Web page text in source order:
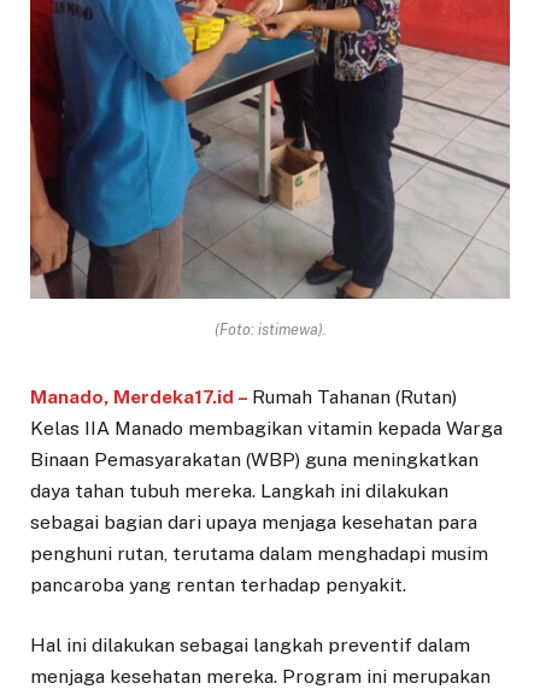
(Foto: istimewa).
Manado, Merdeka17.id – Rumah Tahanan (Rutan)
Kelas IIA Manado membagikan vitamin kepada Warga
Binaan Pemasyarakatan (WBP) guna meningkatkan
daya tahan tubuh mereka. Langkah ini dilakukan
sebagai bagian dari upaya menjaga kesehatan para
penghuni rutan, terutama dalam menghadapi musim
pancaroba yang rentan terhadap penyakit.
Hal ini dilakukan sebagai langkah preventif dalam
menjaga kesehatan mereka. Program ini merupakan